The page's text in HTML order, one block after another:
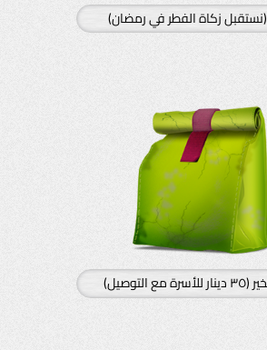
(نستقبل زكاة الفطر في رمضان)
مع التوصيل)